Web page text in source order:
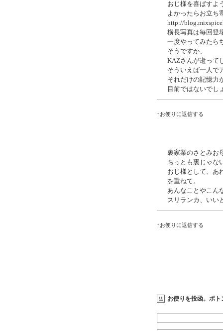
おじ様を喜ばすよ
よかったらお立ち
http://
横長写真は毎回登
一度やってみたら
そうですか、
KAZさんが逝って
そういえば一人で
それだけの記憶力
目前ではないでし
↑お便りに返信する
裏家業のさとみお
ちっとも裏じゃな
おじ様として、あ
を重ねて。
あんなことやこん
スリランカ、いい
↑お便りに返信する
お便りを投函。ポト